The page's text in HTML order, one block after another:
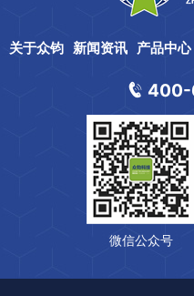
关于众钧 新闻资讯 产品中心
微信公众号